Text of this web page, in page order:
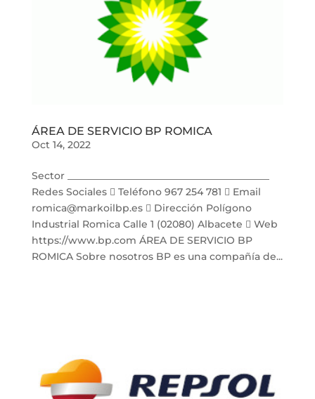
ÁREA DE SERVICIO BP ROMICA
Oct 14, 2022
Sector _________________________________________
Redes Sociales  Teléfono 967 254 781  Email
romica@markoilbp.es  Dirección Polígono
Industrial Romica Calle 1 (02080) Albacete  Web
https://www.bp.com ÁREA DE SERVICIO BP
ROMICA Sobre nosotros BP es una compañía de...